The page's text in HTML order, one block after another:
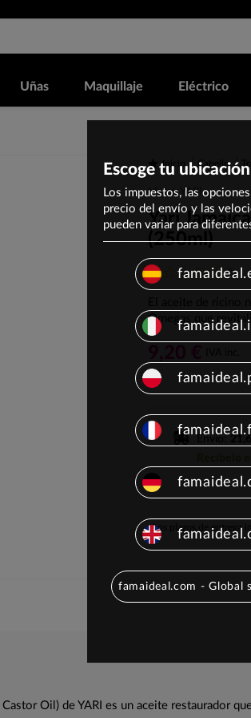
Uñas Maquillaje Eléctrico
Inicio Cabello
Marca: YARI
Yari
(250ml)
(0)
El aceite de ricino
Omegas que
Recíbelo
Los plazos de entrega
Castor Oil) de YARI es un aceite
Escoge tu ubicación
Los impuestos, las
precio del envío y las
pueden variar para
famaideal.com - Global